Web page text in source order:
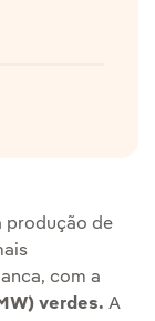
produção de
com a
verdes. A